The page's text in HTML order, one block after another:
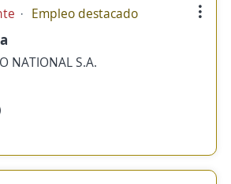
Empleo destacado
NATIONAL S.A.